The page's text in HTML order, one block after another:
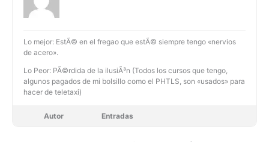
Lo mejor: EstÃ© en el fregao que estÃ© siempre tengo «nervios
de acero».
Lo Peor: PÃ©rdida de la ilusiÃ³n (Todos los cursos que tengo,
algunos pagados de mi bolsillo como el PHTLS, son «usados» para
hacer de teletaxi)
Autor Entradas